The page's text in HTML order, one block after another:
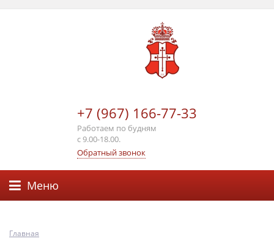
+7 (967) 166-77-33
Работаем по будням
с 9.00-18.00.
Обратный звонок
Меню
Главная